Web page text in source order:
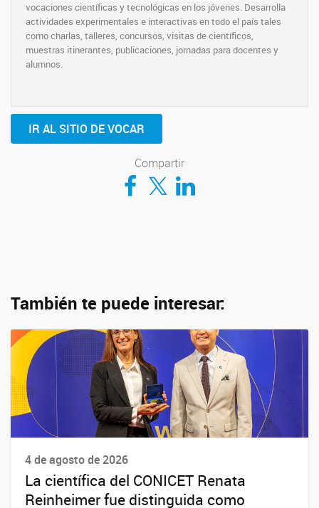
vocaciones científicas y tecnológicas en los jóvenes. Desarrolla
actividades experimentales e interactivas en todo el país tales
como charlas, talleres, concursos, visitas de científicos,
muestras itinerantes, publicaciones, jornadas para docentes y
alumnos.
IR AL SITIO DE VOCAR
Compartir
Compartir en Facebook
Compartir en TwitterCompartir en LinkedIn
También te puede interesar:
4 de agosto de 2026
La científica del CONICET Renata
Reinheimer fue distinguida como